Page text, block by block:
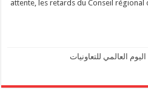
attente, les retards du Conseil régional
العالمي للتعاونيات